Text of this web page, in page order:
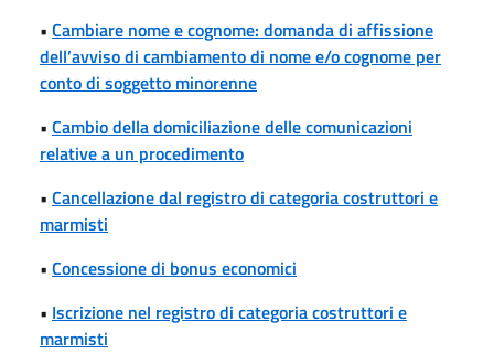
• Cambiare nome e cognome: domanda di affissione
dell’avviso di cambiamento di nome e/o cognome per
conto di soggetto minorenne
• Cambio della domiciliazione delle comunicazioni
relative a un procedimento
• Cancellazione dal registro di categoria costruttori e
marmisti
• Concessione di bonus economici
• Iscrizione nel registro di categoria costruttori e
marmisti